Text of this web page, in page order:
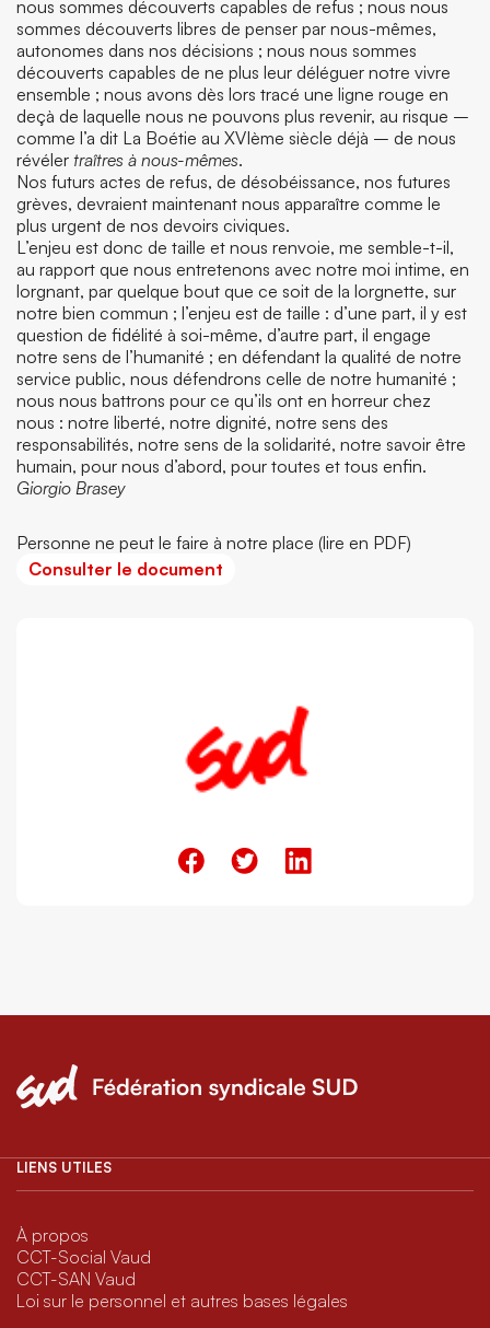
nous sommes découverts capables de refus ; nous nous
sommes découverts libres de penser par nous-mêmes,
autonomes dans nos décisions ; nous nous sommes
découverts capables de ne plus leur déléguer notre vivre
ensemble ; nous avons dès lors tracé une ligne rouge en
deçà de laquelle nous ne pouvons plus revenir, au risque –
comme l’a dit La Boétie au XVIème siècle déjà – de nous
révéler traîtres à nous-mêmes.
Nos futurs actes de refus, de désobéissance, nos futures
grèves, devraient maintenant nous apparaître comme le
plus urgent de nos devoirs civiques.
L’enjeu est donc de taille et nous renvoie, me semble-t-il,
au rapport que nous entretenons avec notre moi intime, en
lorgnant, par quelque bout que ce soit de la lorgnette, sur
notre bien commun ; l’enjeu est de taille : d’une part, il y est
question de fidélité à soi-même, d’autre part, il engage
notre sens de l’humanité ; en défendant la qualité de notre
service public, nous défendrons celle de notre humanité ;
nous nous battrons pour ce qu’ils ont en horreur chez
nous : notre liberté, notre dignité, notre sens des
responsabilités, notre sens de la solidarité, notre savoir être
humain, pour nous d’abord, pour toutes et tous enfin.
Giorgio Brasey
Personne ne peut le faire à notre place (lire en PDF)
Consulter le document
LIENS UTILES
À propos
CCT-Social Vaud
CCT-SAN Vaud
Loi sur le personnel et autres bases légales